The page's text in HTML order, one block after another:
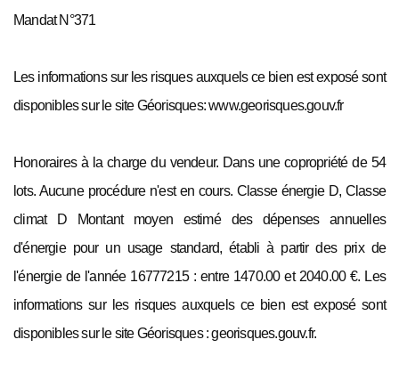
Mandat N°371
Les informations sur les risques auxquels ce bien est exposé sont
disponibles sur le site Géorisques: www.georisques.gouv.fr
Honoraires à la charge du vendeur. Dans une copropriété de 54
lots. Aucune procédure n'est en cours. Classe énergie D, Classe
climat D Montant moyen estimé des dépenses annuelles
d'énergie pour un usage standard, établi à partir des prix de
l'énergie de l'année 16777215 : entre 1470.00 et 2040.00 €. Les
informations sur les risques auxquels ce bien est exposé sont
disponibles sur le site Géorisques : georisques.gouv.fr.